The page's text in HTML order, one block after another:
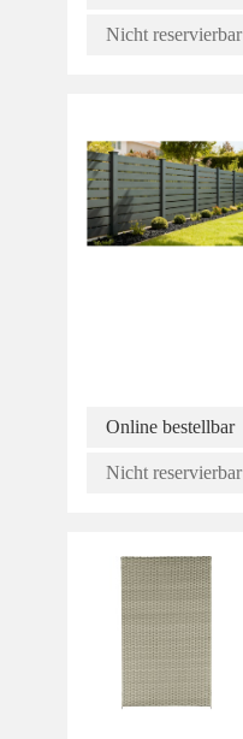
Nicht reservierbar
Online bestellbar
Nicht reservierbar